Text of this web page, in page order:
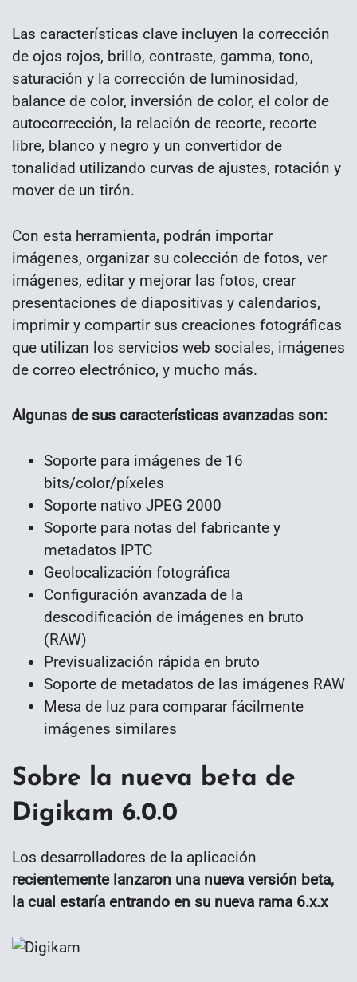
Las características clave incluyen la corrección
de ojos rojos, brillo, contraste, gamma, tono,
saturación y la corrección de luminosidad,
balance de color, inversión de color, el color de
autocorrección, la relación de recorte, recorte
libre, blanco y negro y un convertidor de
tonalidad utilizando curvas de ajustes, rotación y
mover de un tirón.
Con esta herramienta, podrán importar
imágenes, organizar su colección de fotos, ver
imágenes, editar y mejorar las fotos, crear
presentaciones de diapositivas y calendarios,
imprimir y compartir sus creaciones fotográficas
que utilizan los servicios web sociales, imágenes
de correo electrónico, y mucho más.
Algunas de sus características avanzadas son:
Soporte para imágenes de 16
bits/color/píxeles
Soporte nativo JPEG 2000
Soporte para notas del fabricante y
metadatos IPTC
Geolocalización fotográfica
Configuración avanzada de la
descodificación de imágenes en bruto
(RAW)
Previsualización rápida en bruto
Soporte de metadatos de las imágenes RAW
Mesa de luz para comparar fácilmente
imágenes similares
Sobre la nueva beta de
Digikam 6.0.0
Los desarrolladores de la aplicación
recientemente lanzaron una nueva versión beta,
la cual estaría entrando en su nueva rama 6.x.x